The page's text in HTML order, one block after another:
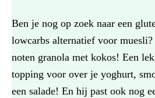
Ben je nog op zoek naar een
lowcarbs alternatief voor muesli?
noten granola met kokos! Een
topping voor over je yoghurt,
een salade! En hij past ook nog